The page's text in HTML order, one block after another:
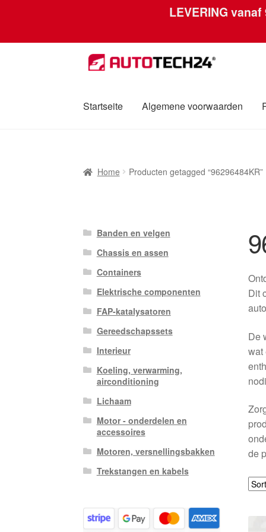
LEVERING vanaf
Ga
door
navigatie
Ga
naar
inhoud
Startseite Algemene voorwaarden
Over ons PrivacybeleidWereldwijde
Home Producten getagged “96296484KR”
Dit
De
wat
de
Banden en velgen
Chassis en assen
Containers
Elektrische componenten
FAP-katalysatoren
Gereedschapssets
Interieur
Koeling, verwarming,
airconditioning
Lichaam
Motor - onderdelen en
accessoires
Motoren, versnellingsbakken
Trekstangen en kabels